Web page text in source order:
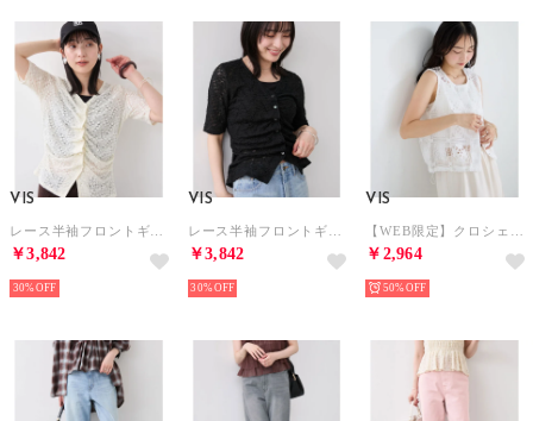
VIS
￥3,842
30%
VIS
￥3,842
30%
VIS
￥2,964
50%